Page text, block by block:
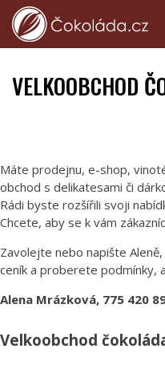
VELKOOBCHOD
Máte prodejnu, e-shop,
obchod s delikatesami či
Rádi byste rozšířili svoji
Chcete, aby se k vám
Zavolejte nebo napište
ceník a proberete podmínky,
Alena Mrázková, 775 420
Velkoobchod